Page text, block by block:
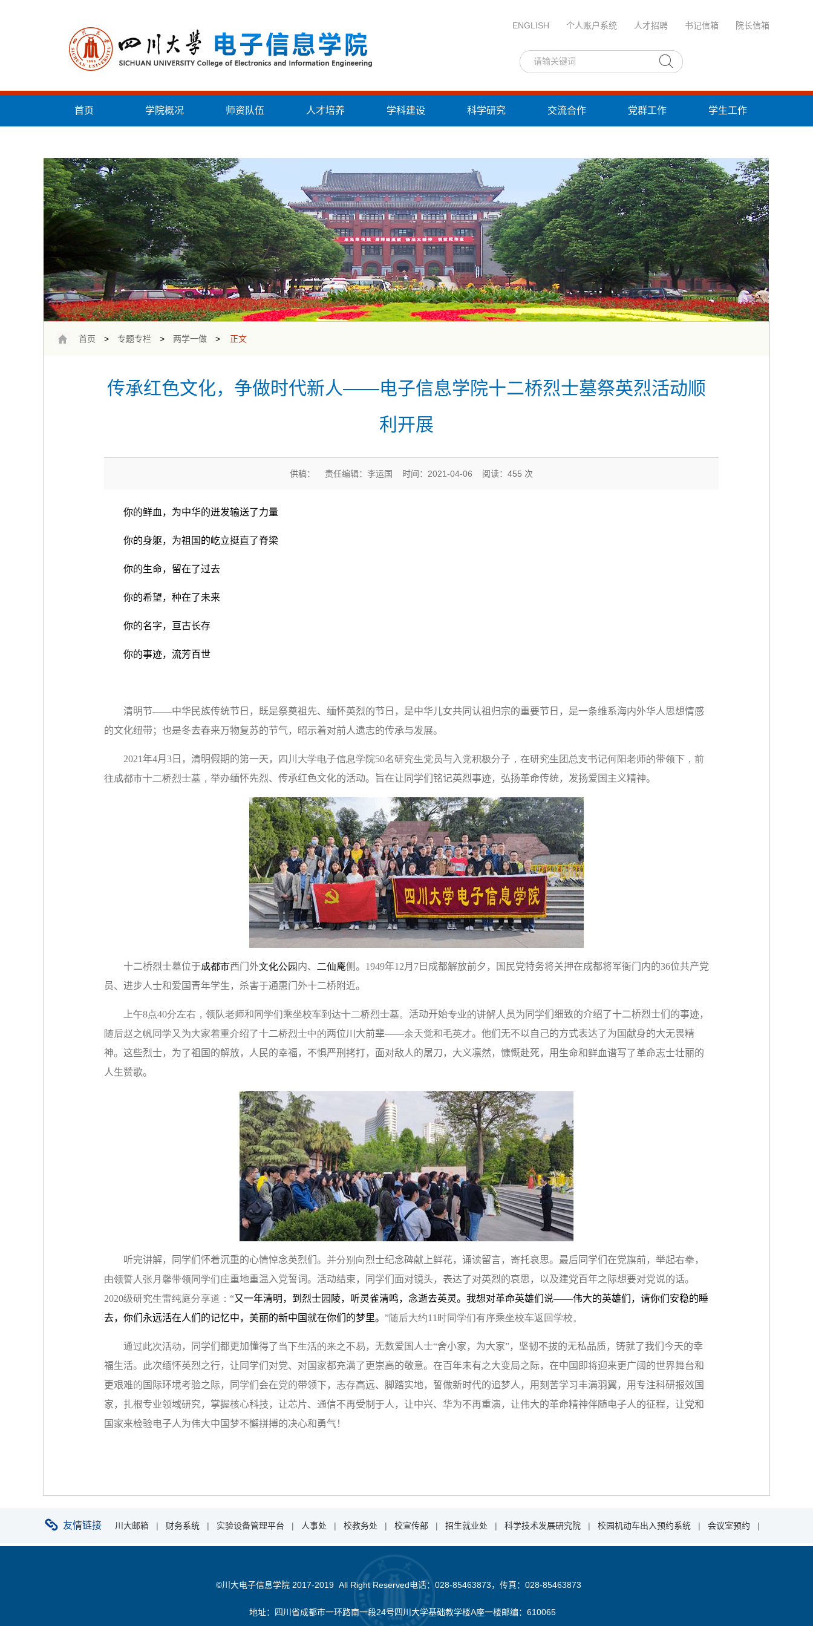
ENGLISH 个人账户系统 人才招聘 书记信箱 院长信箱
首页 学院概况 师资队伍 人才培养 学科建设 科学研究 交流合作 党群工作 学生工作
首页 > 专题专栏 > 两学一做 > 正文
传承红色文化，争做时代新人——电子信息学院十二桥烈士墓祭英烈活动顺
利开展
供稿： 责任编辑：李运国 时间：2021-04-06 阅读： 455 次
你的鲜血，为中华的迸发输送了力量
你的身躯，为祖国的屹立挺直了脊梁
你的生命，留在了过去
你的希望，种在了未来
你的名字，亘古长存
你的事迹，流芳百世
清明节——中华民族传统节日，既是祭奠祖先、缅怀英烈的节日，是中华儿女共同认祖归宗的重要节日，是一条维系海内外华人思想情感
的文化纽带；也是冬去春来万物复苏的节气，昭示着对前人遗志的传承与发展。
2021年4月 3 日，清明假期的第一天， 四川大学电子信息学院50名研究生党员与入党积极分子，在研究生团总支书记何阳老师的带领下，前
往成都市十二桥烈士墓， 举办缅怀先烈、 传承红色文化的活动。旨在让同学们铭记英烈事迹，弘扬革命传统，发扬爱国主义精神。
十二桥烈士墓位于成都市西门外文化公园 内、 二仙庵侧。 1949年12月 7 日成都解放前夕，国民党特务将关押在成都将军衙门内的36位共产党
员、进步人士和爱国青年学生，杀害于通惠门外十二桥附近。
上午8点40分左右，领队老师和同学们乘坐校车到达十二桥烈士墓。 活动开始专业的讲解人员为 同学们细致的介绍了十二桥烈士们的事迹，
随后赵之帆同学又为大家着重介绍了十二桥烈士中的两位川大前辈——余天觉和毛英才。他们无不以自己的方式表达了为国献身的大无畏精
神。这些烈士，为了祖国的解放，人民的幸福，不惧严刑拷打，面对敌人的屠刀，大义凛然，慷慨赴死，用生命和鲜血谱写了革命志士壮丽的
人生赞歌。
听完讲解，同学们怀着沉重的心情悼念英烈们。 并分别向烈士纪念碑献上鲜花，诵读留言，寄托哀思。最后同学们在党旗前，举起右拳 ，
由领誓人张月馨带领同学们庄重地重温入党誓词。活动结束，同学们面对镜头，表达了对英烈的哀思，以及建党百年之际想要对党说的话。
2020级研究生雷纯庭分享道：“又一年清明，到烈士园陵，听灵雀清鸣，念逝去英灵。我想对革命英雄们说——伟大的英雄们，请你们安稳的睡
去，你们永远活在人们的记忆中，美丽的新中国就在你们的梦里。 ”随后大约11 时同学们有序乘坐校车返回学校。
通过此次活动 ，同学们都更加懂得了当下生活的来之不易 ，无数爱国人士“舍小家，为大家”，坚韧不拔的无私品质，铸就了我们今天的幸
福生活。此次缅怀英烈之行，让同学们对党、对国家都充满了更崇高的敬意。在百年未有之大变局之际，在中国即将迎来更广阔的世界舞台和
更艰难的国际环境考验之际，同学们会在党的带领下，志存高远、脚踏实地，誓做新时代的追梦人，用刻苦学习丰满羽翼，用专注科研报效国
家，扎根专业领域研究，掌握核心科技，让芯片、通信不再受制于人，让中兴、华为不再重演，让伟大的革命精神伴随电子人的征程，让党和
国家来检验电子人为伟大中国梦不懈拼搏的决心和勇气！
友情链接 川大邮箱 | 财务系统 | 实验设备管理平台 | 人事处 | 校教务处 | 校宣传部 | 招生就业处 | 科学技术发展研究院 | 校园机动车出入预约系统 | 会议室预约 |
©川大电子信息学院 2017-2019 All Right Reserved电话：028-85463873，传真：028-85463873
地址：四川省成都市一环路南一段24号四川大学基础教学楼A座一楼邮编：610065